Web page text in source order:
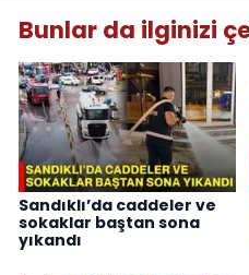
Bunlar da ilginizi
Sandıklı’da caddeler ve
sokaklar baştan sona
yıkandı